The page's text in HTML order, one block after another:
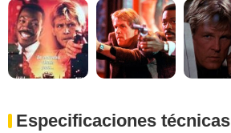
Especificaciones técnicas